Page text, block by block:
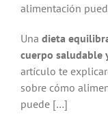
alimentación
Una dieta
cuerpo saludable
artículo te
sobre cómo
puede […]